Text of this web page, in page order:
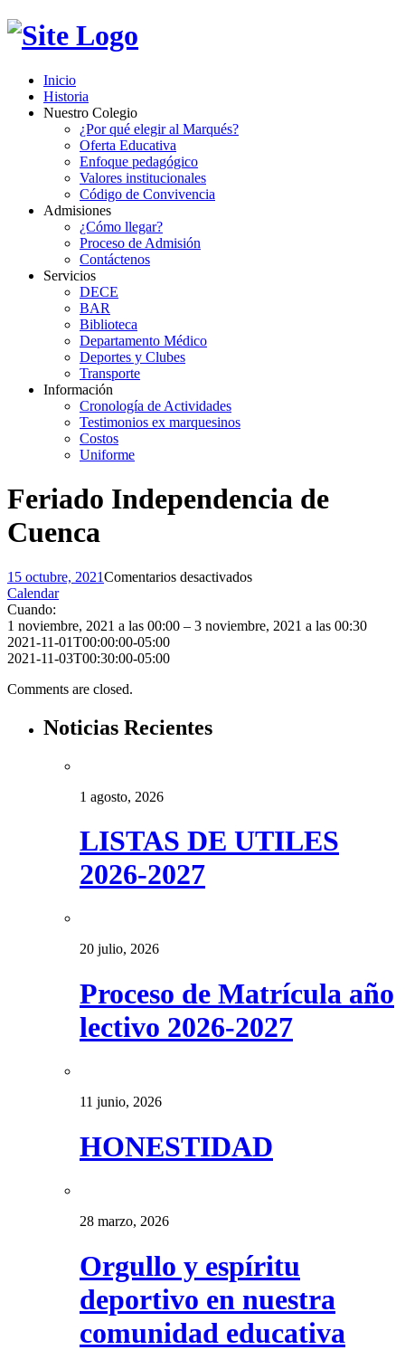
Inicio
Historia
Nuestro Colegio
¿Por qué elegir al Marqués?
Oferta Educativa
Enfoque pedagógico
Valores institucionales
Código de Convivencia
Admisiones
¿Cómo llegar?
Proceso de Admisión
Contáctenos
Servicios
DECE
BAR
Biblioteca
Departamento Médico
Deportes y Clubes
Transporte
Información
Cronología de Actividades
Testimonios ex marquesinos
Costos
Uniforme
Feriado Independencia de
Cuenca
15 octubre, 2021Comentarios desactivadosen
de
Calendar
Cuando:
1 noviembre, 2021 a las 00:00 – 3 noviembre, 2021 a las 00:30
2021-11-01T00:00:00-05:00
2021-11-03T00:30:00-05:00
Comments are closed.
Noticias Recientes
1 agosto, 2026
LISTAS DE UTILES
2026-2027
20 julio, 2026
Proceso de Matrícula año
lectivo 2026-2027
11 junio, 2026
HONESTIDAD
28 marzo, 2026
Orgullo y espíritu
deportivo en nuestra
comunidad educativa